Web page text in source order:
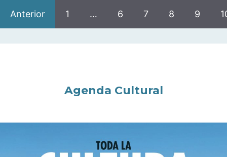
Anterior 1 … 6 7 8 9
Agenda Cultural